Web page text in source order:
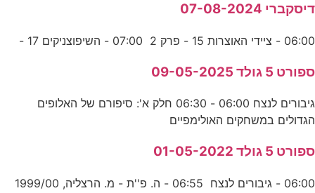
דיסקברי 07-08-2024
06:00 - ציידי האוצרות 15 - פרק 2 07:00 - השיפוצניקים 17 -
ספורט 5 גולד 09-05-2025
גיבורים לנצח 06:00 - 06:30 חלק א': סיפורם של האלופים
הגדולים במשחקים האולימפיים
ספורט 5 גולד 01-05-2022